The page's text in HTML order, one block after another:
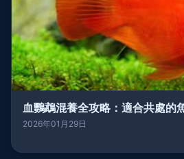
血鸚鵡混養全攻略：適合共處的
2026年01月29日